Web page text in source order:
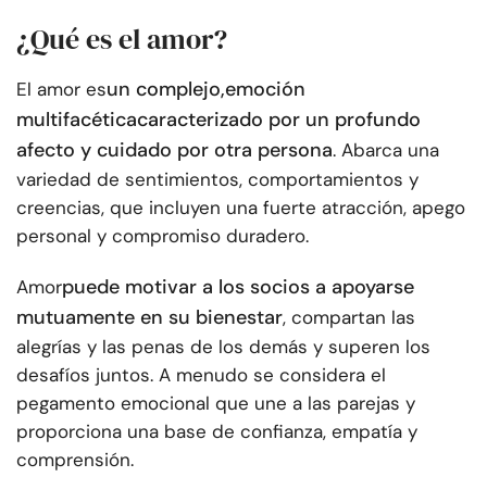
¿Qué es el amor?
El amor esun complejo,emoción
multifacéticacaracterizado por un profundo
afecto y cuidado por otra persona. Abarca una
variedad de sentimientos, comportamientos y
creencias, que incluyen una fuerte atracción, apego
personal y compromiso duradero.
Amorpuede motivar a los socios a apoyarse
mutuamente en su bienestar, compartan las
alegrías y las penas de los demás y superen los
desafíos juntos. A menudo se considera el
pegamento emocional que une a las parejas y
proporciona una base de confianza, empatía y
comprensión.